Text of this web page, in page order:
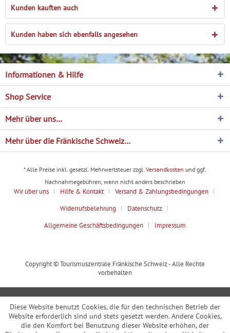
Kunden kauften auch
Kunden haben sich ebenfalls angesehen
Informationen & Hilfe
Shop Service
Mehr über uns…
Mehr über die Fränkische Schweiz…
* Alle Preise inkl. gesetzl. Mehrwertsteuer zzgl. Versandkosten und ggf.
Nachnahmegebühren, wenn nicht anders beschrieben
Wir über uns Hilfe & Kontakt
Versand & Zahlungsbedingungen
Widerrufsbelehrung
Datenschutz
Allgemeine Geschäftsbedingungen
Impressum
Copyright © Tourismuszentrale Fränkische Schweiz - Alle Rechte
vorbehalten
Diese Website benutzt Cookies, die für den technischen Betrieb der
Website erforderlich sind und stets gesetzt werden. Andere Cookies,
die den Komfort bei Benutzung dieser Website erhöhen, der